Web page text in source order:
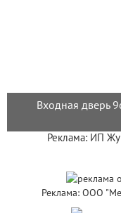
Входная дверь
Реклама: ИП
Реклама: ООО